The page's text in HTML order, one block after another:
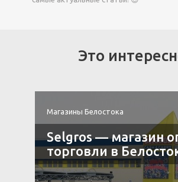
Это
Магазины Белостока
Selgros — магазин
торговли в